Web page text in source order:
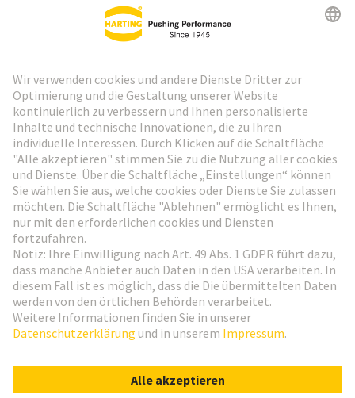
Weiter zur Anmeldung
Social Media
Deutschland Deutsch
© HARTING Technologiegruppe